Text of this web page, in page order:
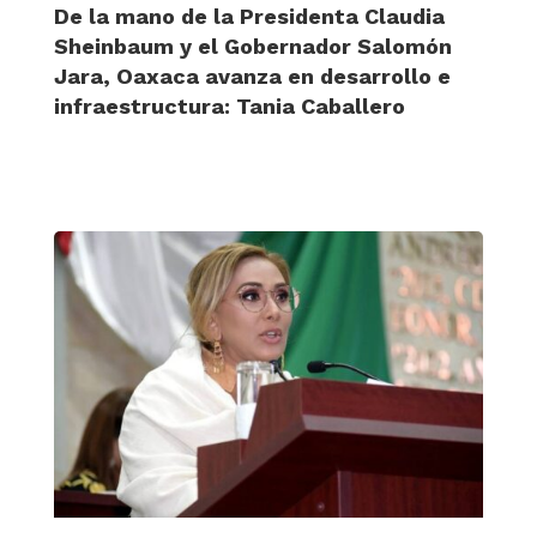
De la mano de la Presidenta Claudia
Sheinbaum y el Gobernador Salomón
Jara, Oaxaca avanza en desarrollo e
infraestructura: Tania Caballero